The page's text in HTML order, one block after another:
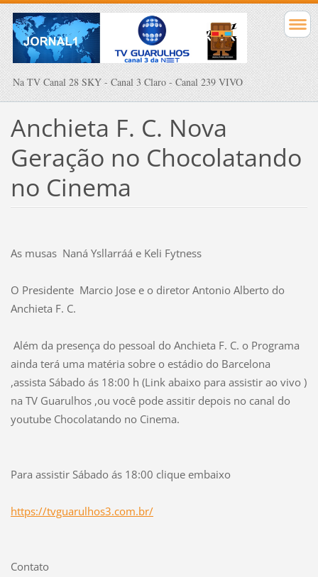
Na TV Canal 28 SKY - Canal 3 Claro - Canal 239 VIVO
Anchieta F. C. Nova
Geração no Chocolatando
no Cinema
As musas Naná Ysllarráá e Keli Fytness
O Presidente Marcio Jose e o diretor Antonio Alberto do
Anchieta F. C.
Além da presença do pessoal do Anchieta F. C. o Programa
ainda terá uma matéria sobre o estádio do Barcelona
,assista Sábado ás 18:00 h (Link abaixo para assistir ao vivo )
na TV Guarulhos ,ou você pode assitir depois no canal do
youtube Chocolatando no Cinema.
Para assistir Sábado ás 18:00 clique embaixo
https://tvguarulhos3.com.br/
Contato